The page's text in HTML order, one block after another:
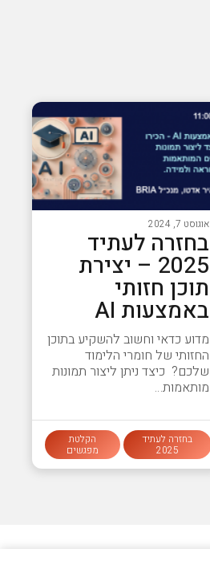
אוגוסט 7, 2024
בחזרה לעתיד
2025 – יצירת
תוכן חזותי
באמצעות AI
מדוע כדאי וחשוב להשקיע בתוכן
החזותי של חומרי הלימוד
שלכם? כיצד ניתן ליצור תמונות
מותאמות…
בחזרה לעתיד
2025
הקלטת
מפגשים